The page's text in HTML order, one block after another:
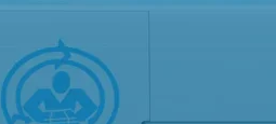
Il tuo settore
Materiali